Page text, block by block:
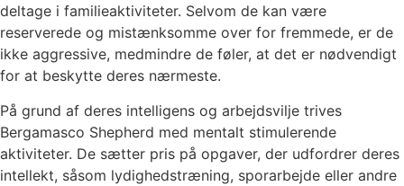
deltage i familieaktiviteter. Selvom de kan være
reserverede og mistænksomme over for fremmede, er de
ikke aggressive, medmindre de føler, at det er nødvendigt
for at beskytte deres nærmeste.
På grund af deres intelligens og arbejdsvilje trives
Bergamasco Shepherd med mentalt stimulerende
aktiviteter. De sætter pris på opgaver, der udfordrer deres
intellekt, såsom lydighedstræning, sporarbejde eller andre